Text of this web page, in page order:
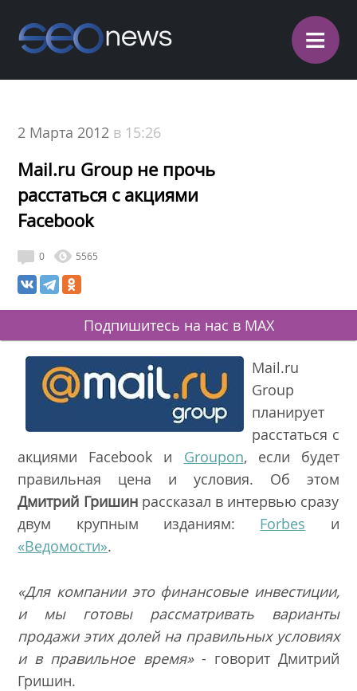
≡
2 Марта 2012 в 15:26
Mail.ru Group не прочь
расстаться с акциями
Facebook
0 5565
Подпишитесь на нас в MAX
Mail.ru
Group
планирует
расстаться с
акциями Facebook и Groupon, если будет
правильная цена и условия. Об этом
Дмитрий Гришинрассказал в интервью сразу
двум крупным изданиям: Forbes и
«Ведомости».
«Для компании это финансовые инвестиции,
и мы готовы рассматривать варианты
продажи этих долей на правильных условиях
и в правильное время»- говорит Дмитрий
Гришин.